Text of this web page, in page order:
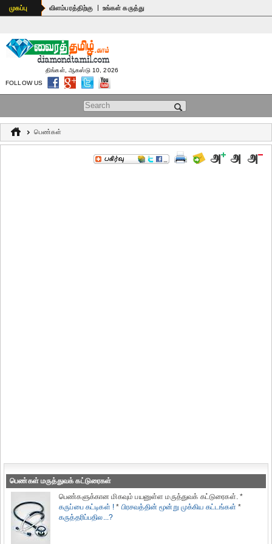
முகப்பு விளம்பரத்திற்கு | உங்கள் கருத்து
Search form
திங்கள், ஆகஸ்டு 10, 2026
FOLLOW US
பெண்கள்
பெண்கள் மருத்துவக் கட்டுரைகள்
பெண்களுக்கான மிகவும் பயனுள்ள மருத்துவக் கட்டுரைகள். *
கருப்பை கட்டிகள் ! * பிரசவத்தின் மூன்று முக்கிய கட்டங்கள் *
கருத்தரிப்பதில...?